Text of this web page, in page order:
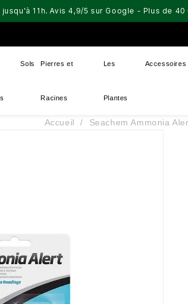
11h. Avis 4,9/5 sur Google - Plus de
Sols Pierres et
Racines
Les
Plantes
Accessoires
Accueil Seachem Ammonia